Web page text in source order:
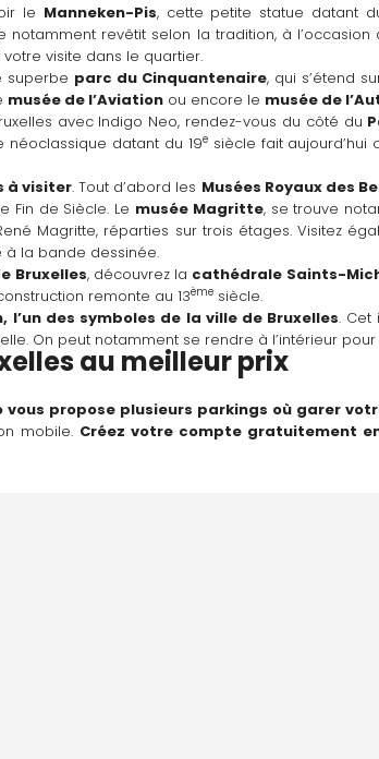
le Manneken-Pis, cette petite statue datant
notamment revêtit selon la tradition, à
visite dans le quartier.
superbe parc du Cinquantenaire, qui s’étend
musée de l’Aviation ou encore le musée de
avec Indigo Neo, rendez-vous du côté du
néoclassique datant du 19e siècle fait aujourd’hui
à visiter. Tout d’abord les Musées Royaux des
Fin de Siècle. Le musée Magritte, se trouve
Magritte, réparties sur trois étages. Visitez
à la bande dessinée.
Bruxelles, découvrez la cathédrale Saints-
remonte au 13ème siècle.
l’un des symboles de la ville de Bruxelles. Cet
On peut notamment se rendre à l’intérieur
au meilleur prix
vous propose plusieurs parkings où garer
mobile. Créez votre compte gratuitement